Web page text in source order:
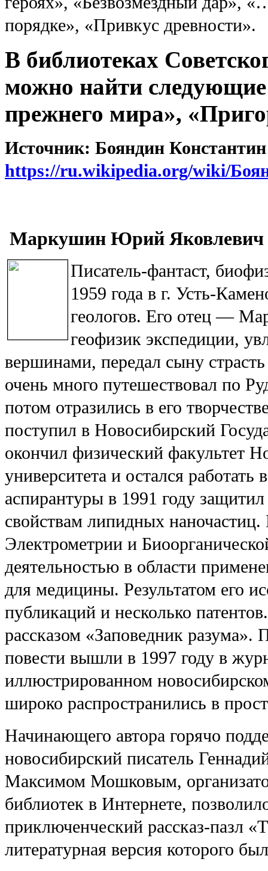
порядке», «Привкус древности».
В библиотеках
можно найти
прежнего мира»,
Источник: Бояндин
https://ru.wikipedia.org/wiki/
Маркушин Юрий Яковлевич
Писатель-фантаст,
1959 года в г. Усть-
геологов. Его отец —
геофизик экспедиции,
вершинами, передал сыну
очень много путешествовал по
потом отразились в его
поступил в Новосибирский
окончил физический факультет
университета и остался
аспирантуры в 1991 году
свойствам липидных
Электрометрии и
деятельностью в области
для медицины. Результатом его
публикаций и несколько
рассказом «Заповедник разума».
повести вышли в 1997 году в
иллюстрированном
широко распространились в
Начинающего автора горячо
новосибирский писатель
Максимом Мошковым,
библиотек в Интернете,
приключенческий рассказ-пазл
литературная версия которого